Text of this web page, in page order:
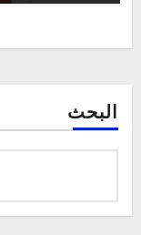
البحث